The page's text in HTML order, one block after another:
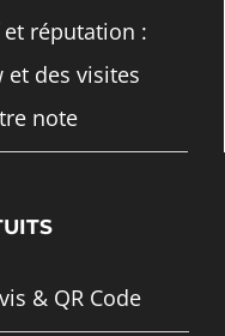
réputation :
et des visites
note
& QR Code